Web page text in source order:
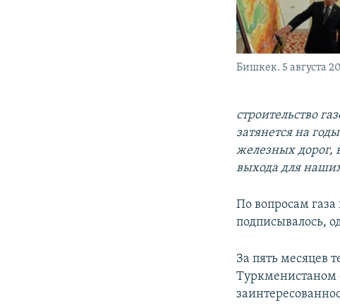
Бишкек. 5 августа
строительство
затянется на
железных дорог,
выхода для
По вопросам газа
подписывалось,
За пять месяцев
Туркменистаном